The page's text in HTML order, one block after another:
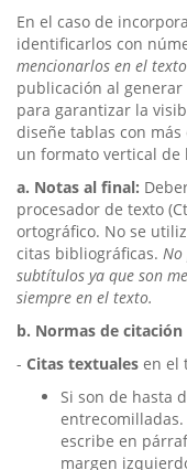
En el caso de
identificarlos con
mencionarlos en el texto
publicación al
para garantizar la
diseñe tablas con
un formato vertical de
a. Notas al final:
procesador de texto
ortográfico. No se
citas bibliográficas. No
subtítulos ya que son
siempre en el texto.
b. Normas de citación
- Citas textuales en el
Si son de hasta
entrecomilladas.
escribe en
margen